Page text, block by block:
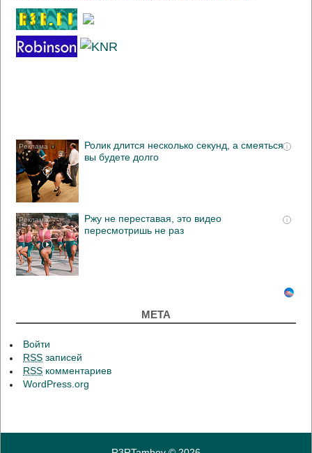
i
Ролик длится несколько секунд, а смеяться
вы будете долго
i
Ржу не переставая, это видео
пересмотришь не раз
МЕТА
Войти
RSS записей
RSS комментариев
WordPress.org